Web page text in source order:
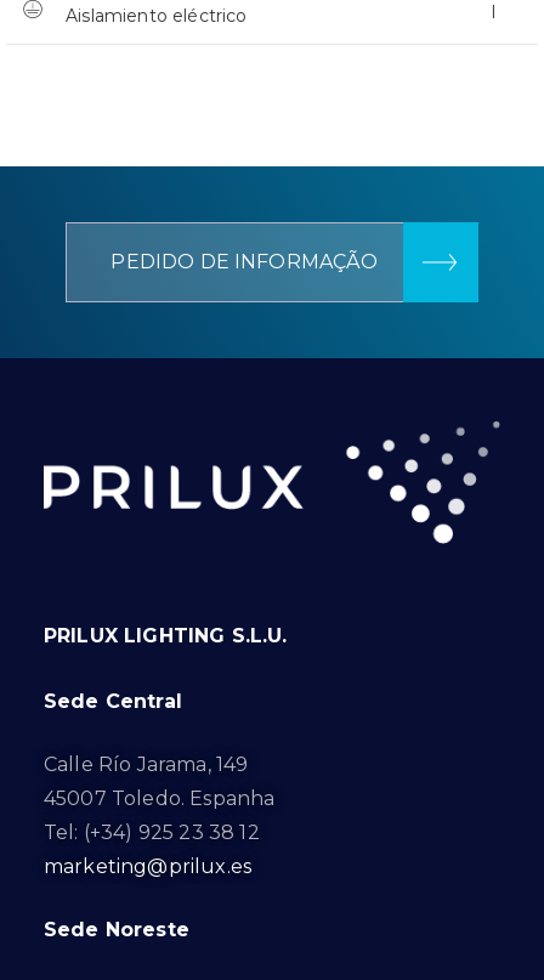
Aislamiento eléctrico I
PEDIDO DE INFORMAÇÃO
PRILUX LIGHTING S.L.U.
Sede Central
Calle Río Jarama, 149
45007 Toledo. Espanha
Tel: (+34) 925 23 38 12
marketing@prilux.es
Sede Noreste